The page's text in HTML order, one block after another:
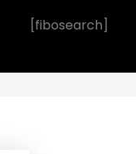
[fibosearch]